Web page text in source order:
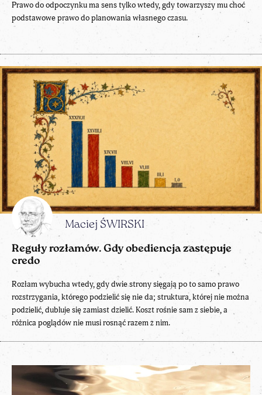
Prawo do odpoczynku ma sens tylko wtedy, gdy towarzyszy mu choć
podstawowe prawo do planowania własnego czasu.
Maciej ŚWIRSKI
Reguły rozłamów. Gdy obediencja zastępuje
credo
Rozłam wybucha wtedy, gdy dwie strony sięgają po to samo prawo
rozstrzygania, którego podzielić się nie da; struktura, której nie można
podzielić, dubluje się zamiast dzielić. Koszt rośnie sam z siebie, a
różnica poglądów nie musi rosnąć razem z nim.